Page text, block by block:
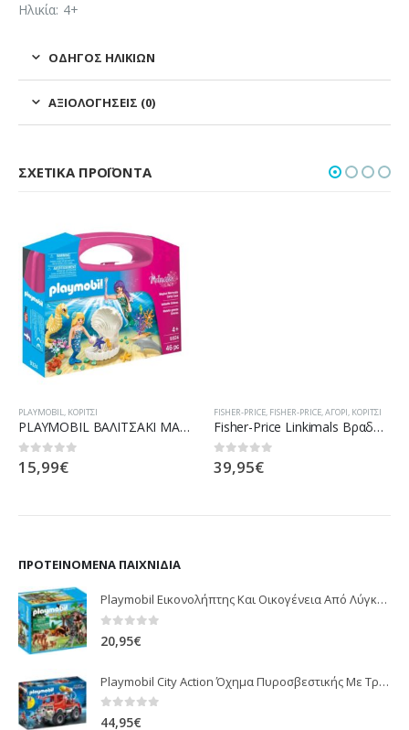
Ηλικία: 4+
ΟΔΗΓΌΣ ΗΛΙΚΙΏΝ
ΑΞΙΟΛΟΓΉΣΕΙΣ (0)
ΣΧΕΤΙΚΆ ΠΡΟΪΌΝΤΑ
PLAYMOBIL, ΚΟΡΊΤΣΙ
PLAYMOBIL ΒΑΛΙΤΣΑΚΙ MAXI PRINCESS 9324 ΓΟΡΓΟΝΕΣ ΜΕ ΚΟΧΥΛΙ
0 out of 5
15,99€
FISHER-PRICE, FISHER-PRICE,ΑΓΌΡΙ, ΚΟΡΊΤΣΙ
Fisher-Price Linkimals Βραδύπους, Ο Χορευταρούλης GJP59
0out of 5
39,95€
ΠΡΟΤΕΙΝΌΜΕΝΑ ΠΑΙΧΝΊΔΙΑ
Playmobil Εικονολήπτης Και Οικογένεια Από Λύγκες 5561
20,95€
Playmobil City Action Όχημα Πυροσβεστικής Με Τροχαλία Ρυμούλκησης 9466
0 out of 5
44,95€